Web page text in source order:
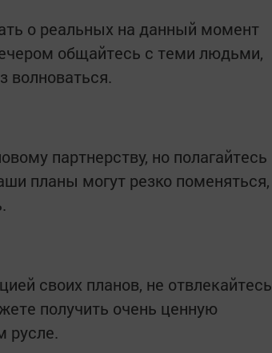
о реальных на данный момент
общайтесь с теми людьми,
волноваться.
партнерству, но полагайтесь
планы могут резко поменяться,
своих планов, не отвлекайтесь
получить очень ценную
русле.